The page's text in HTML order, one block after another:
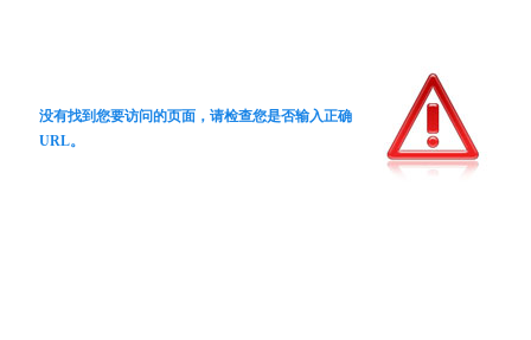
没有找到您要访问的页面，请检查您是否输入正确
URL。